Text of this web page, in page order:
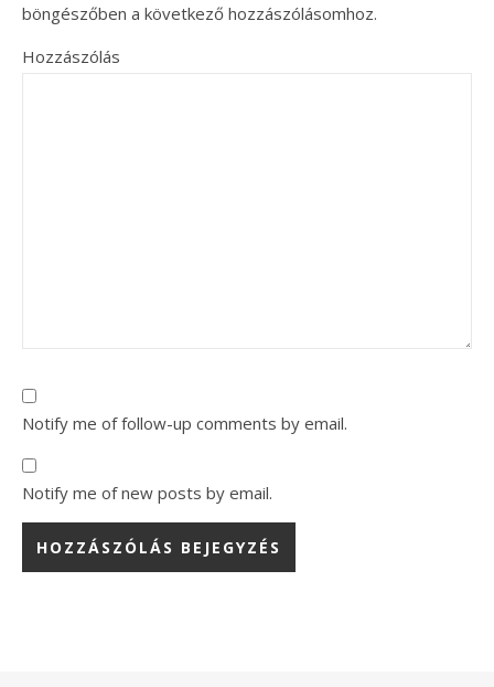
böngészőben a következő hozzászólásomhoz.
Hozzászólás
Notify me of follow-up comments by email.
Notify me of new posts by email.